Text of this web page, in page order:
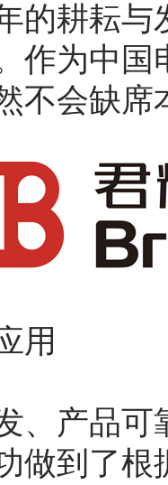
的耕耘
作为中
不会缺
用
、产品
做到了